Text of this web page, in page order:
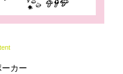
カー